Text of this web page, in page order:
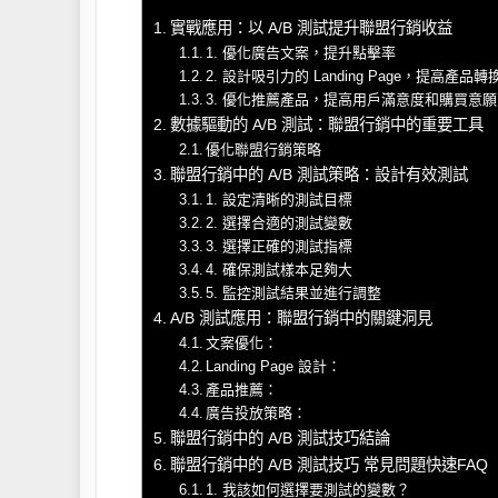
實戰應用：以 A/B 測試提升聯盟行銷收益
1. 優化廣告文案，提升點擊率
2. 設計吸引力的 Landing Page，提高產品轉
3. 優化推薦產品，提高用戶滿意度和購買意願
數據驅動的 A/B 測試：聯盟行銷中的重要工具
優化聯盟行銷策略
聯盟行銷中的 A/B 測試策略：設計有效測試
1. 設定清晰的測試目標
2. 選擇合適的測試變數
3. 選擇正確的測試指標
4. 確保測試樣本足夠大
5. 監控測試結果並進行調整
A/B 測試應用：聯盟行銷中的關鍵洞見
文案優化：
Landing Page 設計：
產品推薦：
廣告投放策略：
聯盟行銷中的 A/B 測試技巧結論
聯盟行銷中的 A/B 測試技巧 常見問題快速FAQ
1. 我該如何選擇要測試的變數？